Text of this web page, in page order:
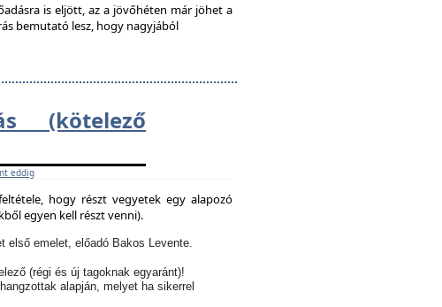
is eljött, az a jövőhéten már jöhet a
bemutató lesz, hogy nagyjából
(kötelező
eddig
hogy részt vegyetek egy alapozó
egyen kell részt venni).
első emelet, előadó Bakos Levente.
(régi és új tagoknak egyaránt)!
alapján, melyet ha sikerrel